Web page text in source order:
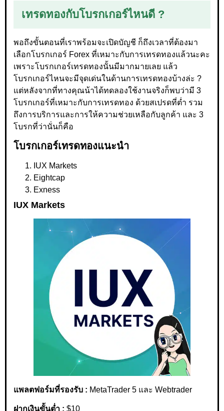
เทรดทองกับโบรกเกอร์ไหนดี ?
พอถึงขั้นตอนที่เราพร้อมจะเปิดบัญชี ก็ถึงเวลาที่ต้องมา
เลือกโบรกเกอร์ Forex ที่เหมาะกับการเทรดทองแล้วนะคะ
เพราะโบรกเกอร์เทรดทองนั้นมีมากมายเลย แล้ว
โบรกเกอร์ไหนจะมีจุดเด่นในด้านการเทรดทองบ้างล่ะ ?
แต่หลังจากที่ทางคุณน้าได้ทดลองใช้งานจริงก็พบว่ามี 3
โบรกเกอร์ที่เหมาะกับการเทรดทอง ด้วยสเปรดที่ต่ำ รวม
ถึงการบริการและการให้ความช่วยเหลือกับลูกค้า และ 3
โบรกที่ว่านั่นก็คือ
โบรกเกอร์เทรดทองแนะนำ
IUX Markets
Eightcap
Exness
IUX Markets
แพลตฟอร์มที่รองรับ : MetaTrader 5 และ Webtrader
ฝากเงินขั้นต่ำ : $10